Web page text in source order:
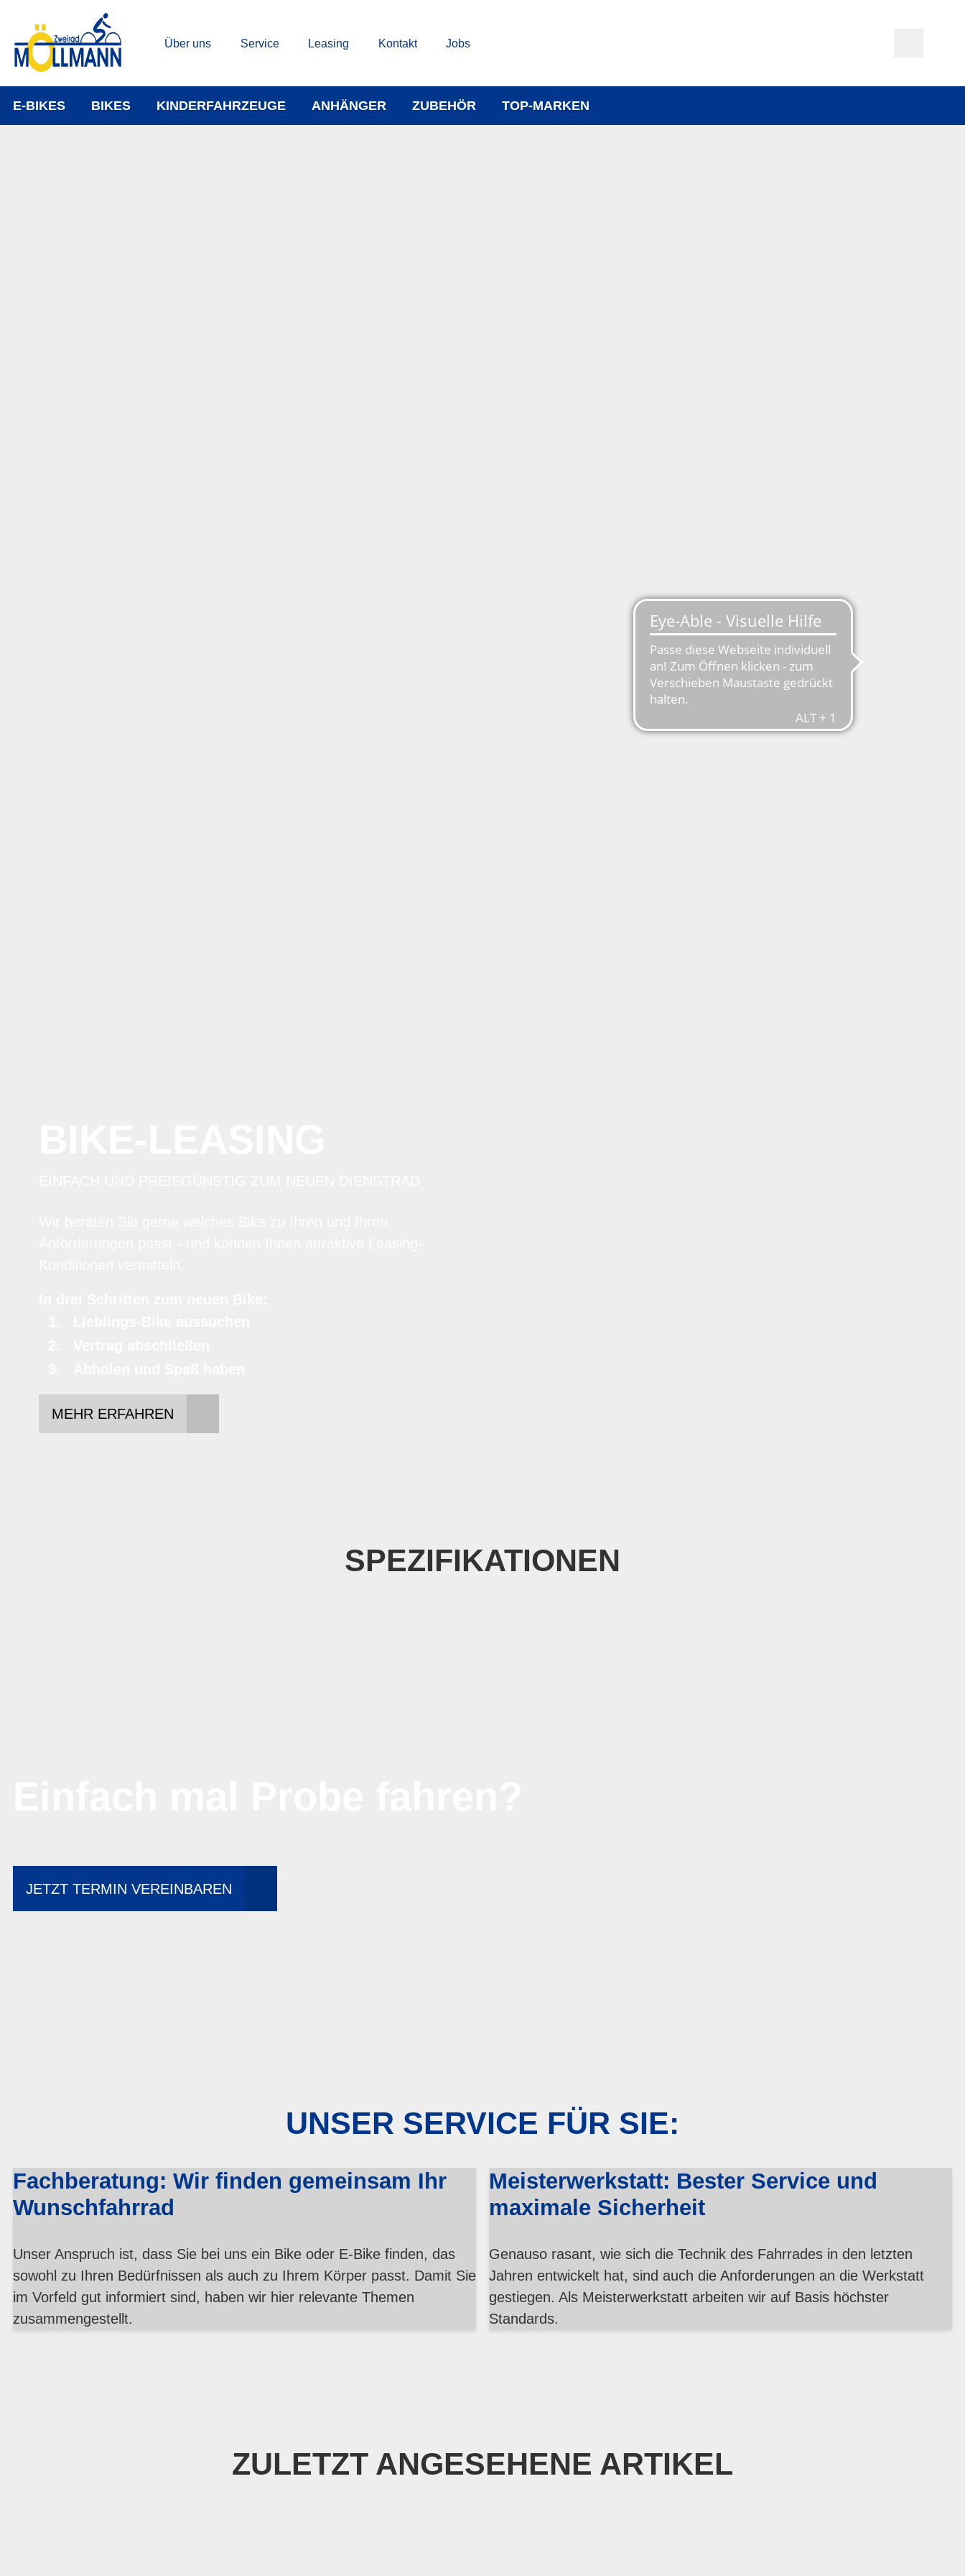
Über uns Service Leasing Kontakt Jobs
E-BIKES BIKES KINDERFAHRZEUGE ANHÄNGER ZUBEHÖR TOP-MARKEN
MEHR ERFAHREN
SPEZIFIKATIONEN
JETZT TERMIN VEREINBAREN
UNSER SERVICE FÜR SIE:
Fachberatung: Wir finden gemeinsam Ihr
Wunschfahrrad
Unser Anspruch ist, dass Sie bei uns ein Bike oder E-Bike finden, das
sowohl zu Ihren Bedürfnissen als auch zu Ihrem Körper passt. Damit Sie
im Vorfeld gut informiert sind, haben wir hier relevante Themen
zusammengestellt.
Meisterwerkstatt: Bester Service und
maximale Sicherheit
Genauso rasant, wie sich die Technik des Fahrrades in den letzten
Jahren entwickelt hat, sind auch die Anforderungen an die Werkstatt
gestiegen. Als Meisterwerkstatt arbeiten wir auf Basis höchster
Standards.
ZULETZT ANGESEHENE ARTIKEL